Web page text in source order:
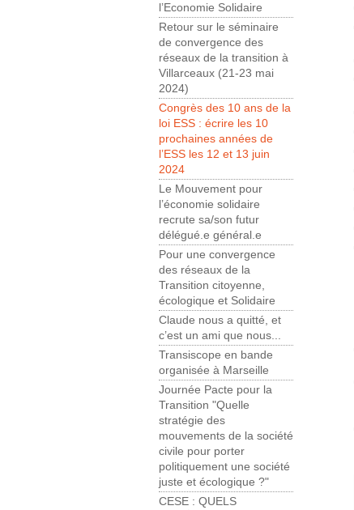
l’Economie Solidaire
Retour sur le séminaire
de convergence des
réseaux de la transition à
Villarceaux (21-23 mai
2024)
Congrès des 10 ans de la
loi ESS : écrire les 10
prochaines années de
l’ESS les 12 et 13 juin
2024
Le Mouvement pour
l’économie solidaire
recrute sa/son futur
délégué.e général.e
Pour une convergence
des réseaux de la
Transition citoyenne,
écologique et Solidaire
Claude nous a quitté, et
c’est un ami que nous...
Transiscope en bande
organisée à Marseille
Journée Pacte pour la
Transition "Quelle
stratégie des
mouvements de la société
civile pour porter
politiquement une société
juste et écologique ?"
CESE : QUELS